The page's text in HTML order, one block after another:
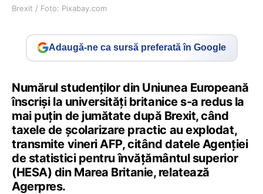
Brexit / Foto: Pixabay.com
Adaugă-ne ca sursă preferată în Google
Numărul studenţilor din Uniunea Europeană
înscrişi la universităţi britanice s-a redus la
mai puţin de jumătate după Brexit, când
taxele de şcolarizare practic au explodat,
transmite vineri AFP, citând datele Agenţiei
de statistici pentru învăţământul superior
(HESA) din Marea Britanie, relatează
Agerpres.